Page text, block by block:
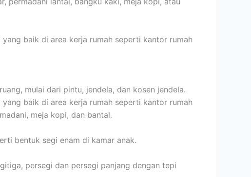
baik di area kerja rumah seperti kantor rumah
mulai dari pintu, jendela, dan kosen jendela.
baik di area kerja rumah seperti kantor rumah
meja kopi, dan bantal.
bentuk segi enam di kamar anak.
persegi dan persegi panjang dengan tepi